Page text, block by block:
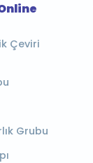
Çeviri
Grubu